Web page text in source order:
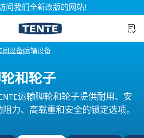
问我们全新改版的网站!
间设备运输设备
和轮子
运输脚轮和轮子提供耐用、安
力、高载重和安全的锁定选项。